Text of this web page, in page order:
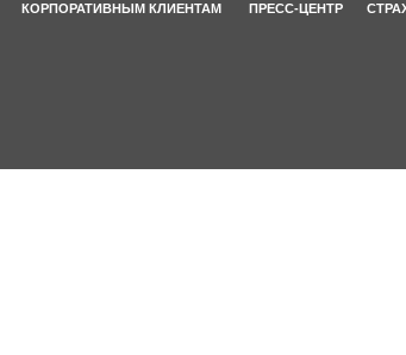
КОРПОРАТИВНЫМ КЛИЕНТАМ ПРЕСС-ЦЕНТР